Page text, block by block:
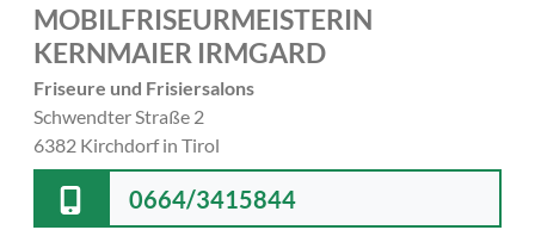
MOBILFRISEURMEISTERIN
KERNMAIER IRMGARD
Friseure und Frisiersalons
Schwendter Straße 2
6382 Kirchdorf in Tirol
0664/3415844